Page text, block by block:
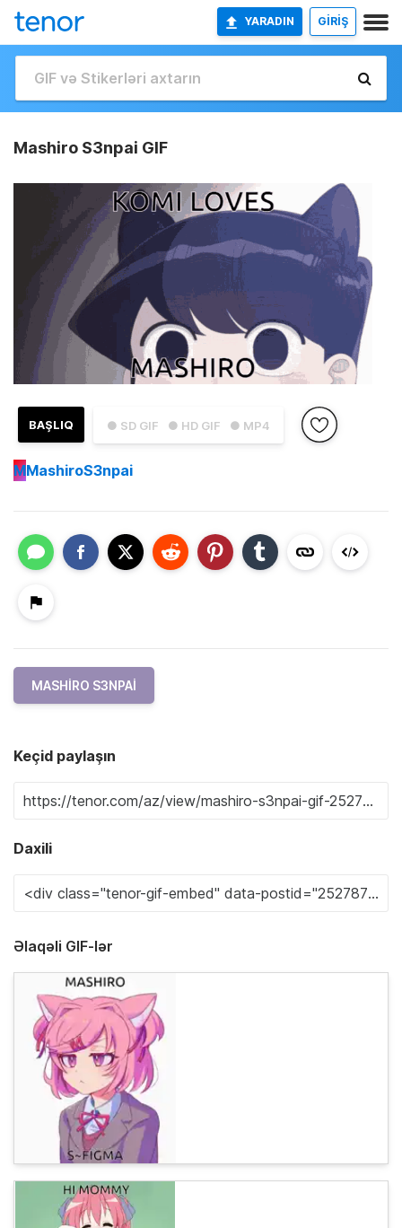
YARADIN GİRİŞ
Mashiro S3npai GIF
● SD GIF ● HD GIF ● MP4
BAŞLIQ
MMashiroS3npai
MASHIRO S3NPAI
Keçid paylaşın
Daxili
Əlaqəli GIF-lər